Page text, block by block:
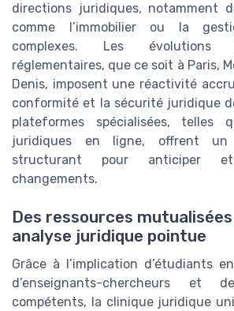
directions juridiques, notamment
comme l’immobilier ou la
complexes. Les évolutions
réglementaires, que ce soit à Paris,
Denis, imposent une réactivité
conformité et la sécurité juridique
plateformes spécialisées, telles
juridiques en ligne, offrent un
structurant pour anticiper
changements.
Des ressources
analyse juridique pointue
Grâce à l’implication d’étudiants
d’enseignants-chercheurs et
compétents, la clinique juridique